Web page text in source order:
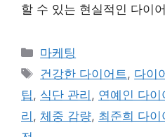
할 수 있는 현실적인 다이
Categories
마케팅
Tags
건강한 다이어트, 다이
팁, 식단 관리 , 연예인 다이
리 , 체중 감량, 최준희 다이